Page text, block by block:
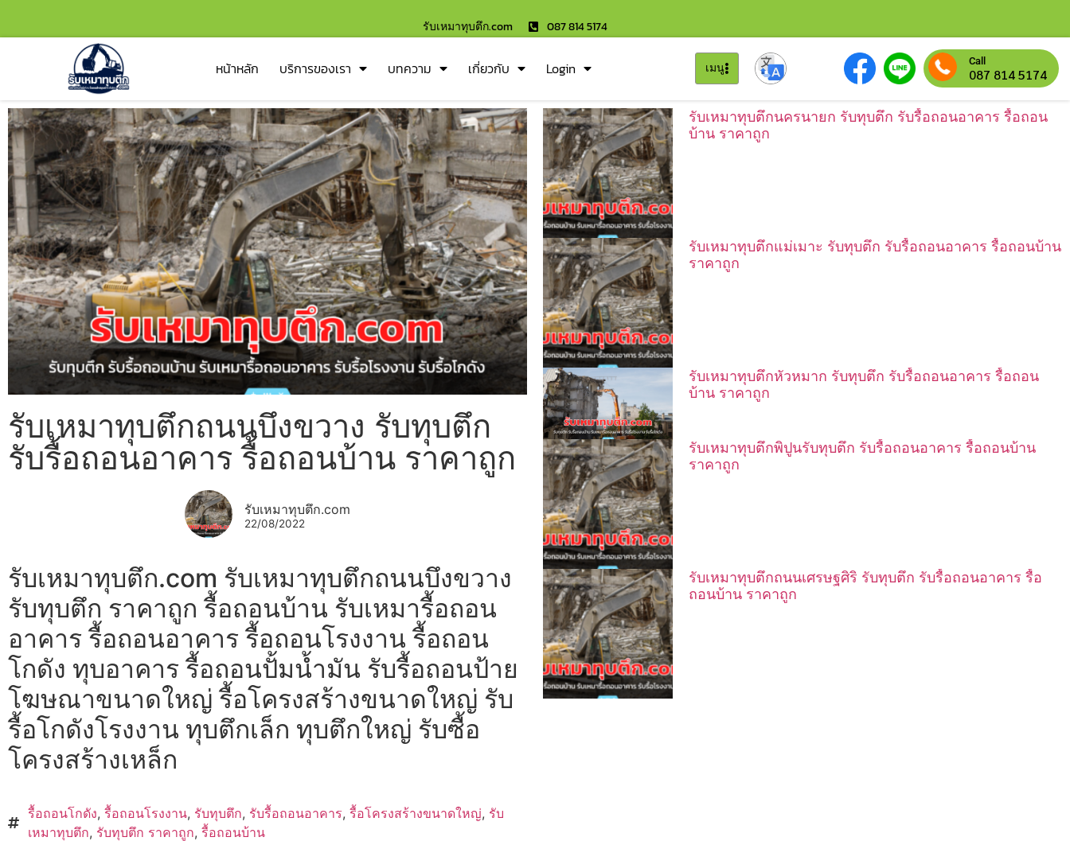
รับเหมาทุบตึก.com 087 814 5174
หน้าหลัก บริการของเรา บทความ เกี่ยวกับ Login เมนู Call
087 814 5174
รับเหมาทุบตึกถนนบึงขวาง รับทุบตึก
รับรื้อถอนอาคาร รื้อถอนบ้าน ราคาถูก
รับเหมาทุบตึก.com
22/08/2022
รับเหมาทุบตึก.com รับเหมาทุบตึกถนนบึงขวาง
รับทุบตึก ราคาถูก รื้อถอนบ้าน รับเหมารื้อถอน
อาคาร รื้อถอนอาคาร รื้อถอนโรงงาน รื้อถอน
โกดัง ทุบอาคาร รื้อถอนปั้มน้ำมัน รับรื้อถอนป้าย
โฆษณาขนาดใหญ่ รื้อโครงสร้างขนาดใหญ่ รับ
รื้อโกดังโรงงาน ทุบตึกเล็ก ทุบตึกใหญ่ รับซื้อ
โครงสร้างเหล็ก
รื้อถอนโกดัง, รื้อถอนโรงงาน, รับทุบตึก, รับรื้อถอนอาคาร, รื้อโครงสร้างขนาดใหญ่, รับ
เหมาทุบตึก, รับทุบตึก ราคาถูก, รื้อถอนบ้าน
รับเหมาทุบตึกนครนายก รับทุบตึก รับรื้อถอนอาคาร รื้อถอน
บ้าน ราคาถูก
รับเหมาทุบตึกแม่เมาะ รับทุบตึก รับรื้อถอนอาคาร รื้อถอนบ้าน
ราคาถูก
รับเหมาทุบตึกหัวหมาก รับทุบตึก รับรื้อถอนอาคาร รื้อถอน
บ้าน ราคาถูก
รับเหมาทุบตึกพิปูนรับทุบตึก รับรื้อถอนอาคาร รื้อถอนบ้าน
ราคาถูก
รับเหมาทุบตึกถนนเศรษฐศิริ รับทุบตึก รับรื้อถอนอาคาร รื้อ
ถอนบ้าน ราคาถูก